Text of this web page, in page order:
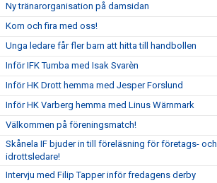
Ny tränarorganisation på damsidan
Kom och fira med oss!
Unga ledare får fler barn att hitta till handbollen
Inför IFK Tumba med Isak Svarèn
Inför HK Drott hemma med Jesper Forslund
Inför HK Varberg hemma med Linus Wärnmark
Välkommen på föreningsmatch!
Skånela IF bjuder in till föreläsning för företags- och
idrottsledare!
Intervju med Filip Tapper inför fredagens derby